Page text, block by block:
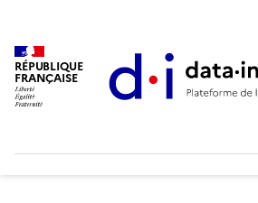
RÉPUBLIQUE
FRANÇAISE